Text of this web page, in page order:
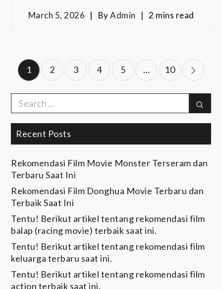
March 5, 2026 ByAdmin 2 mins read
Posts
navigation
1 2 3 4 5 … 10
Search
for:
Recent Posts
Rekomendasi Film Movie Monster Terseram dan
Terbaru Saat Ini
Rekomendasi Film Donghua Movie Terbaru dan
Terbaik Saat Ini
Tentu! Berikut artikel tentang rekomendasi film
balap (racing movie) terbaik saat ini.
Tentu! Berikut artikel tentang rekomendasi film
keluarga terbaru saat ini.
Tentu! Berikut artikel tentang rekomendasi film
action terbaik saat ini.